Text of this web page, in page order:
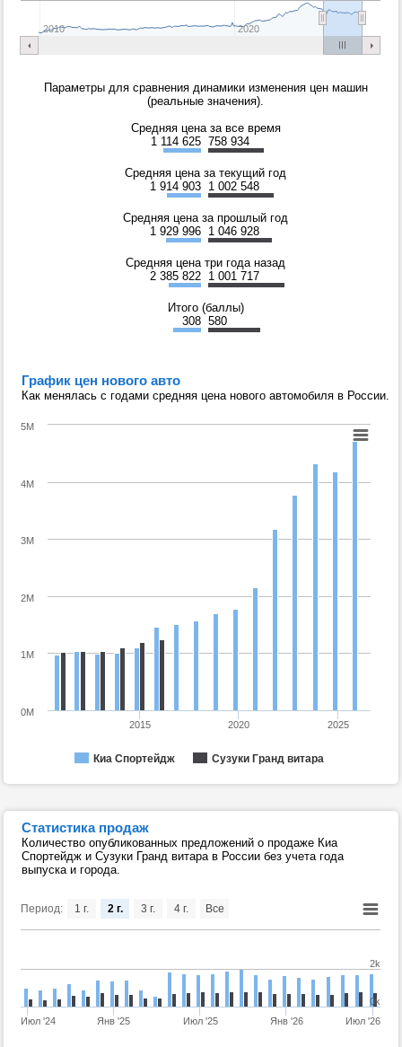
2010 2020
Параметры для сравнения динамики изменения цен машин
(реальные значения).
Средняя цена за все время
1 114 625 758 934
Средняя цена за текущий год
1 914 903 1 002 548
Средняя цена за прошлый год
1 929 996 1 046 928
Средняя цена три года назад
2 385 822 1 001 717
Итого (баллы)
308 580
График цен нового авто
Как менялась с годами средняя цена нового автомобиля в России.
Киа Спортейдж Сузуки Гранд витара
2015 2020 2025
0M
1M
2M
3M
4M
5M
Статистика продаж
Количество опубликованных предложений о продаже Киа
Спортейдж и Сузуки Гранд витара в России без учета года
выпуска и города.
Период:
Июл '24 Янв '25 Июл '25 Янв '26 Июл '26
0k
2k
1 г. 2 г. 3 г. 4 г. Все